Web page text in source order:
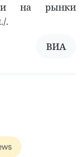
на рынки
.
ВИА